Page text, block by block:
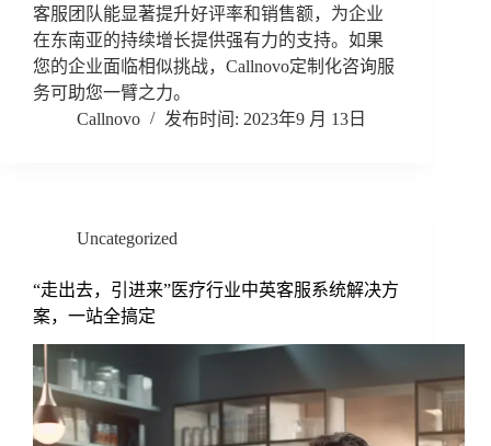
客服团队能显著提升好评率和销售额，为企业
在东南亚的持续增长提供强有力的支持。如果
您的企业面临相似挑战，Callnovo定制化咨询服
务可助您一臂之力。
Callnovo
2023年9 月 13日
Uncategorized
“走出去，引进来”医疗行业中英客服系统解决方
案，一站全搞定